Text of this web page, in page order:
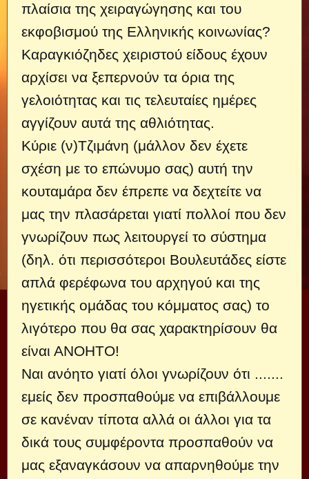
πλαίσια της χειραγώγησης και του
εκφοβισμού της Ελληνικής κοινωνίας?
Καραγκιόζηδες χειριστού είδους έχουν
αρχίσει να ξεπερνούν τα όρια της
γελοιότητας και τις τελευταίες ημέρες
αγγίζουν αυτά της αθλιότητας.
Κύριε (ν)Τζιμάνη (μάλλον δεν έχετε
σχέση με το επώνυμο σας) αυτή την
κουταμάρα δεν έπρεπε να δεχτείτε να
μας την πλασάρεται γιατί πολλοί που δεν
γνωρίζουν πως λειτουργεί το σύστημα
(δηλ. ότι περισσότεροι Βουλευτάδες είστε
απλά φερέφωνα του αρχηγού και της
ηγετικής ομάδας του κόμματος σας) το
λιγότερο που θα σας χαρακτηρίσουν θα
είναι ΑΝΟΗΤΟ!
Ναι ανόητο γιατί όλοι γνωρίζουν ότι .......
εμείς δεν προσπαθούμε να επιβάλλουμε
σε κανέναν τίποτα αλλά οι άλλοι για τα
δικά τους συμφέροντα προσπαθούν να
μας εξαναγκάσουν να απαρνηθούμε την